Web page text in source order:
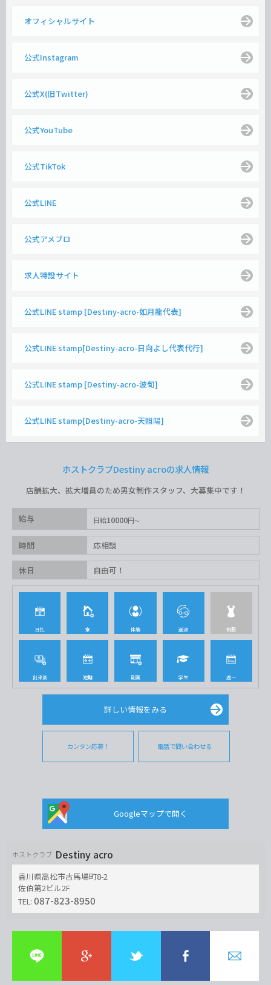
オフィシャルサイト
公式Instagram
公式X(旧Twitter)
公式YouTube
公式TikTok
公式LINE
公式アメブロ
求人特設サイト
公式LINE stamp [Destiny-acro-如月龍代表]
公式LINE stamp[Destiny-acro-日向よし代表代行]
公式LINE stamp [Destiny-acro-波旬]
公式LINE stamp[Destiny-acro-天照陽]
ホストクラブDestiny acroの求人情報
店舗拡大、拡大増員のため男女制作スタッフ、大募集中です！
給与 日給10000円
時間 応相談
休日 自由可！
日払 寮 体験 送迎 制服
出来高 短期 副業 学生 週一
詳しい情報をみる
カンタン応募！ 電話で問い合わせる
Googleマップで開く
ホストクラブ Destiny acro
香川県高松市古馬場町8-2
佐伯第2ビル2F
TEL: 087-823-8950